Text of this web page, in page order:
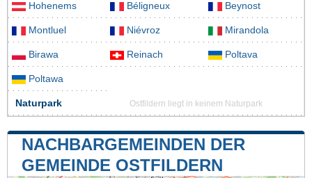
Hohenems Béligneux Beynost
Montluel Niévroz Mirandola
Birawa Reinach Poltava
Poltawa
Naturpark Ostfildern liegt in keinem Naturpark
NACHBARGEMEINDEN DER
GEMEINDE OSTFILDERN